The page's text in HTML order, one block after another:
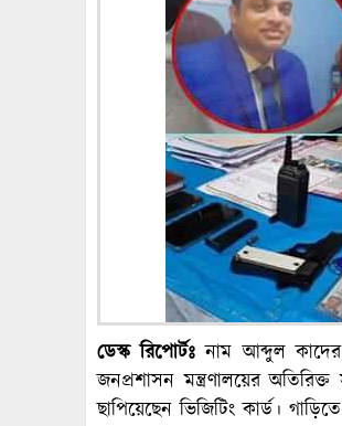
ডেস্ক রিপোর্টঃ নাম আব্দুল কাদের
জনপ্রশাসন মন্ত্রণালয়ের
ছাপিয়েছেন ভিজিটিং কার্ড।